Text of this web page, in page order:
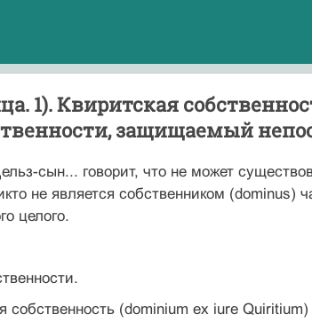
1). Квиритская
защищаемый
сын... говорит, что не может
не является собственником (dominus)
целого.
собственность (dominium ex iure